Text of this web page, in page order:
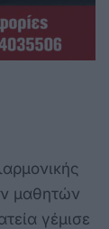
μαθητών
γέμισε